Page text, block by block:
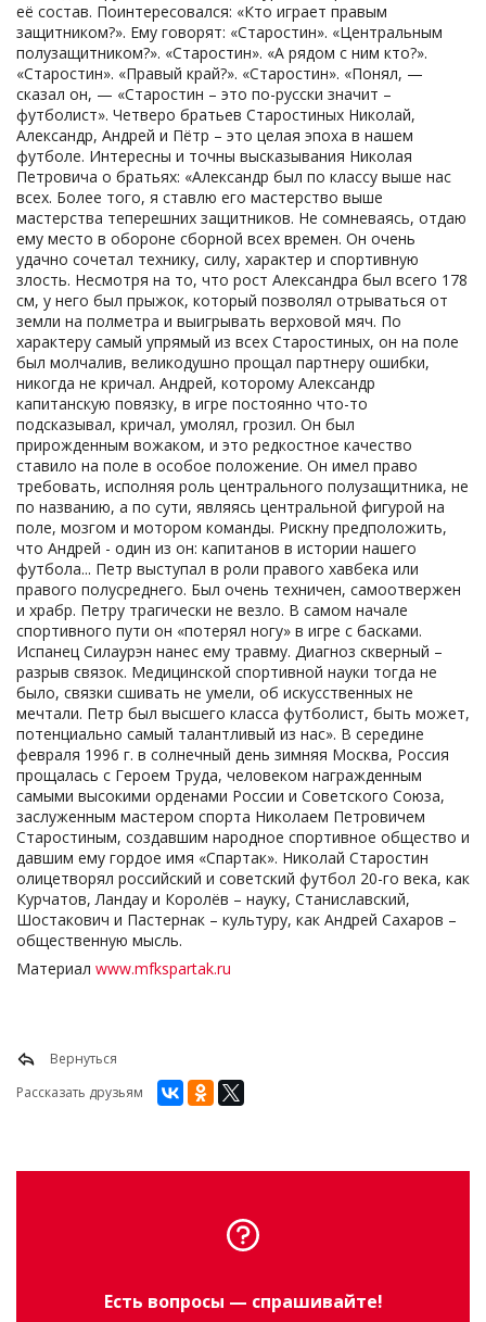
Материал www.mfkspartak.ru
Вернуться
Рассказать друзьям
Есть вопросы — спрашивайте!